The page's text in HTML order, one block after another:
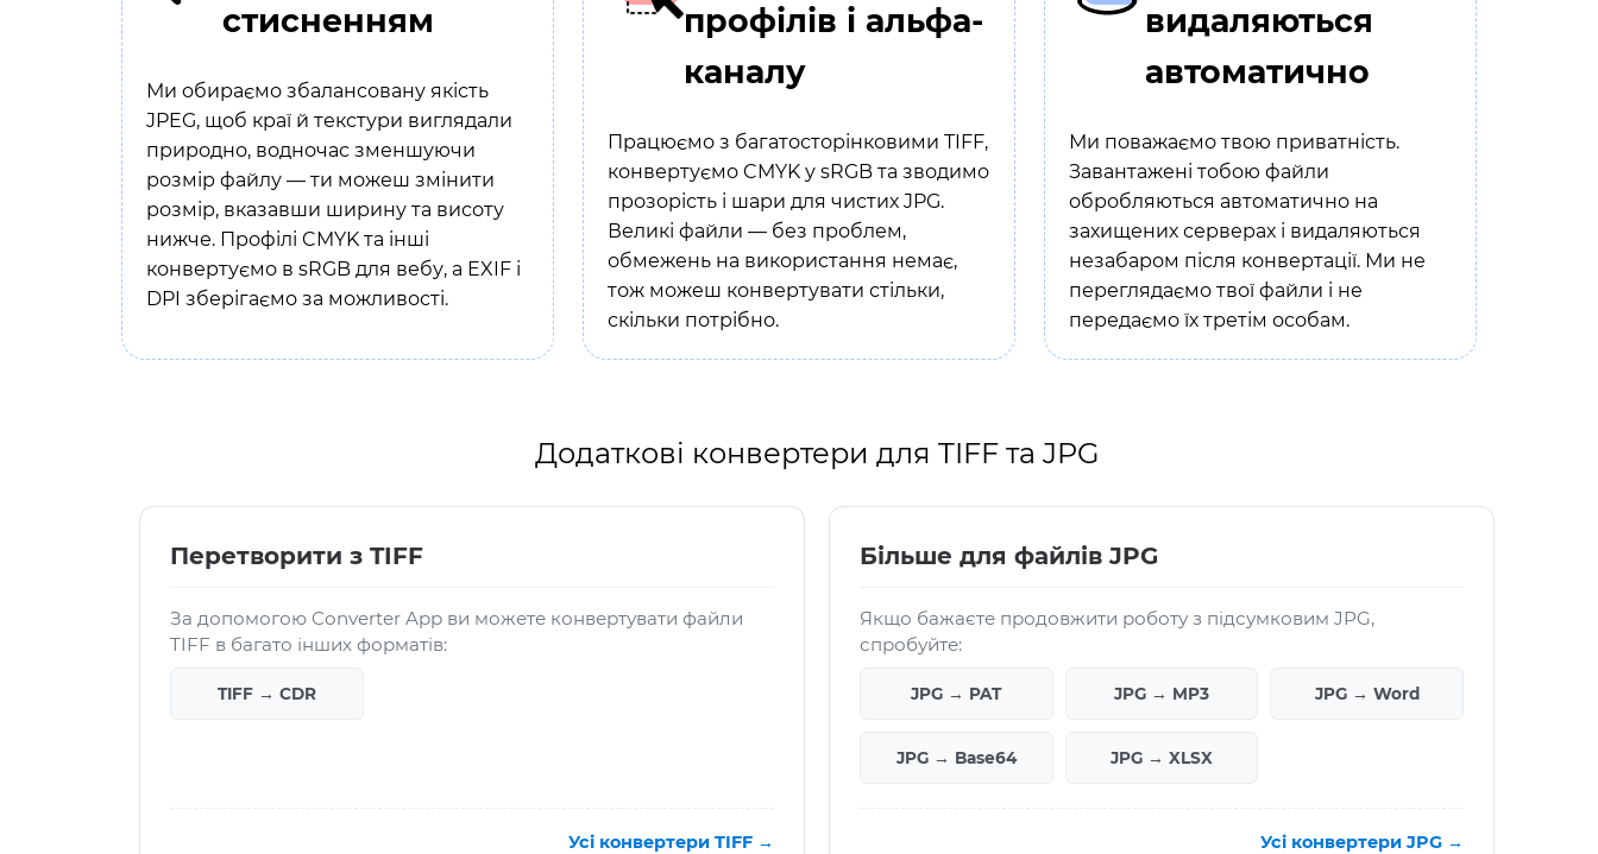
стисненням
Ми обираємо збалансовану якість
JPEG, щоб краї й текстури виглядали
природно, водночас зменшуючи
розмір файлу — ти можеш змінити
розмір, вказавши ширину та висоту
нижче. Профілі CMYK та інші
конвертуємо в sRGB для вебу, а EXIF і
DPI зберігаємо за можливості.
профілів і альфа-
каналу
Працюємо з багатосторінковими TIFF,
конвертуємо CMYK у sRGB та зводимо
прозорість і шари для чистих JPG.
Великі файли — без проблем,
обмежень на використання немає,
тож можеш конвертувати стільки,
скільки потрібно.
видаляються
автоматично
Ми поважаємо твою приватність.
Завантажені тобою файли
обробляються автоматично на
захищених серверах і видаляються
незабаром після конвертації. Ми не
переглядаємо твої файли і не
передаємо їх третім особам.
Додаткові конвертери для TIFF та JPG
Перетворити з TIFF
За допомогою Converter App ви можете конвертувати файли
TIFF в багато інших форматів:
TIFF → CDR
Усі конвертери TIFF →
Більше для файлів JPG
Якщо бажаєте продовжити роботу з підсумковим JPG,
спробуйте:
JPG → PAT JPG → MP3 JPG → Word
JPG → Base64 JPG → XLSX
Усі конвертери JPG →